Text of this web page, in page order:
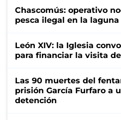
Chascomús: operativo
pesca ilegal en la laguna
León XIV: la Iglesia
para financiar la visita
Las 90 muertes del
prisión García Furfaro a
detención